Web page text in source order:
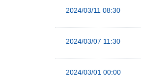
2024/03/11 08:30
2024/03/07 11:30
2024/03/01 00:00